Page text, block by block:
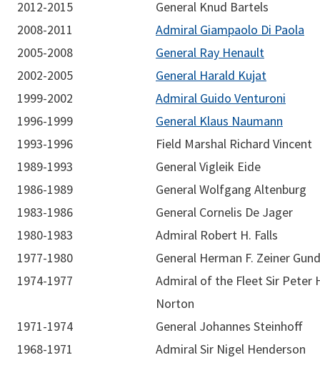
2012-2015
General Knud Bartels
2008-2011
Admiral Giampaolo Di Paola
2005-2008
General Ray Henault
2002-2005
General Harald Kujat
1999-2002
Admiral Guido Venturoni
1996-1999
General Klaus Naumann
1993-1996
Field Marshal Richard Vincent
1989-1993
General Vigleik Eide
1986-1989
General Wolfgang Altenburg
1983-1986
General Cornelis De Jager
1980-1983
Admiral Robert H. Falls
1977-1980
General Herman F. Zeiner
1974-1977
Admiral of the Fleet Sir Peter
Norton
1971-1974
General Johannes Steinhoff
1968-1971
Admiral Sir Nigel Henderson